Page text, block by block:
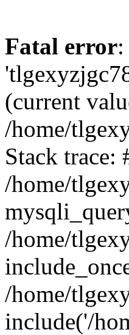
Fatal error
(current
/home/
Stack trace:
/home/
/home/
/home/
include('/